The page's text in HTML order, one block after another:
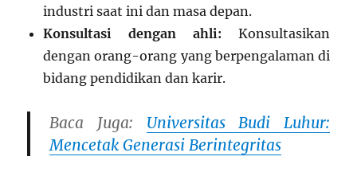
industri saat ini dan masa depan.
Konsultasi dengan ahli: Konsultasikan
dengan orang-orang yang berpengalaman di
bidang pendidikan dan karir.
Baca Juga: Universitas Budi Luhur:
Mencetak Generasi Berintegritas